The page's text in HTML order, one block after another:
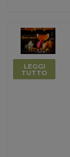
LEGGI
TUTTO